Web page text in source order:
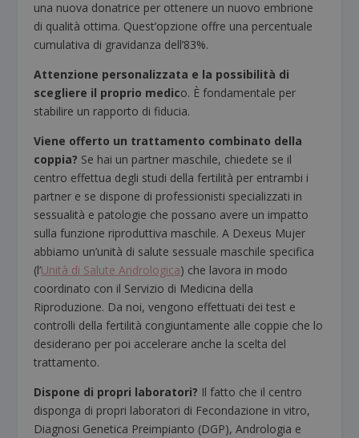
una nuova donatrice per ottenere un nuovo embrione
di qualità ottima. Quest’opzione offre una percentuale
cumulativa di gravidanza dell’83%.
Attenzione personalizzata e la possibilità di
scegliere il proprio medico. È fondamentale per
stabilire un rapporto di fiducia.
Viene offerto un trattamento combinato della
coppia? Se hai un partner maschile, chiedete se il
centro effettua degli studi della fertilità per entrambi i
partner e se dispone di professionisti specializzati in
sessualità e patologie che possano avere un impatto
sulla funzione riproduttiva maschile. A Dexeus Mujer
abbiamo un’unità di salute sessuale maschile specifica
(l’Unità di Salute Andrologica) che lavora in modo
coordinato con il Servizio di Medicina della
Riproduzione. Da noi, vengono effettuati dei test e
controlli della fertilità congiuntamente alle coppie che lo
desiderano per poi accelerare anche la scelta del
trattamento.
Dispone di propri laboratori? Il fatto che il centro
disponga di propri laboratori di Fecondazione in vitro,
Diagnosi Genetica Preimpianto (DGP), Andrologia e